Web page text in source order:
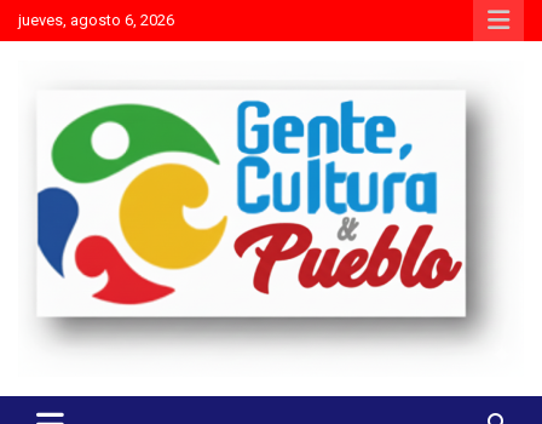
Skip
to
jueves, agosto 6, 2026
Gente Cultura y Pueblo